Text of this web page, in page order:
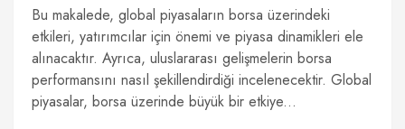
Bu makalede, global piyasaların borsa üzerindeki
etkileri, yatırımcılar için önemi ve piyasa dinamikleri ele
alınacaktır. Ayrıca, uluslararası gelişmelerin borsa
performansını nasıl şekillendirdiği incelenecektir. Global
piyasalar, borsa üzerinde büyük bir etkiye...